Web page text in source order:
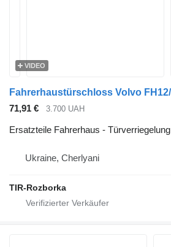
VIDEO
71,91 € 3.700 UAH
Ersatzteile Fahrerhaus - Türverriegelung
Ukraine, Cherlyani
TIR-Rozborka